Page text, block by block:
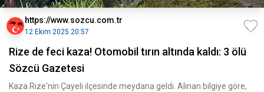
https://www.sozcu.com.tr
12 Ekim 2025 20:57
Rize de feci kaza! Otomobil tırın altında kaldı: 3 ölü
Sözcü Gazetesi
Kaza Rize'nin Çayeli ilçesinde meydana geldi. Alınan bilgiye göre,